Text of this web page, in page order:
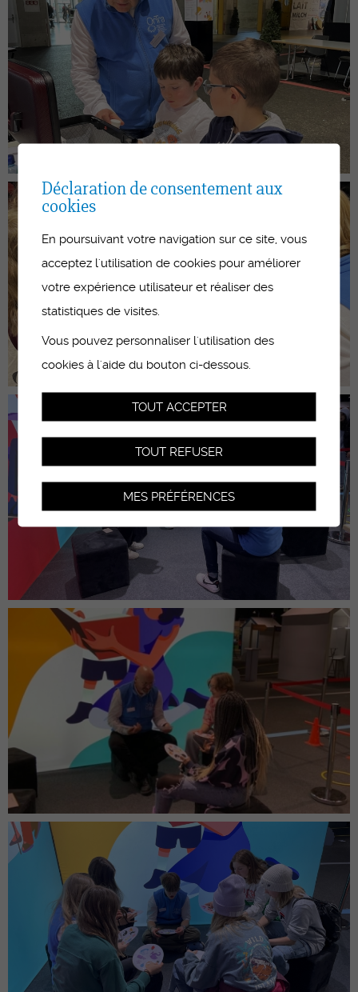
Déclaration de consentement aux
cookies
En poursuivant votre navigation sur ce site, vous
acceptez l'utilisation de cookies pour améliorer
votre expérience utilisateur et réaliser des
statistiques de visites.
Vous pouvez personnaliser l'utilisation des
cookies à l'aide du bouton ci-dessous.
TOUT ACCEPTER
TOUT REFUSER
MES PRÉFÉRENCES